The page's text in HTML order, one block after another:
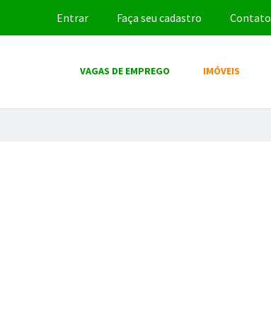
Entrar Faça seu cadastro Contato
VAGAS DE EMPREGO IMÓVEIS